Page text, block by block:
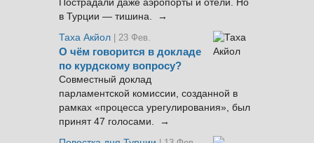
Пострадали даже аэропорты и отели. Но
в Турции — тишина. →
Таха Акйол | 23 Фев.
О чём говорится в докладе
по курдскому вопросу?
Совместный доклад
парламентской комиссии, созданной в
рамках «процесса урегулирования», был
принят 47 голосами. →